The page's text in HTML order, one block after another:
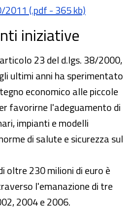
2011 (.pdf - 365 kb)
iniziative
23 del d.lgs. 38/2000,
ultimi anni ha sperimentato
economico alle piccole
favorirne l'adeguamento di
impianti e modelli
di salute e sicurezza sul
oltre 230 milioni di euro è
l'emanazione di tre
2004 e 2006.